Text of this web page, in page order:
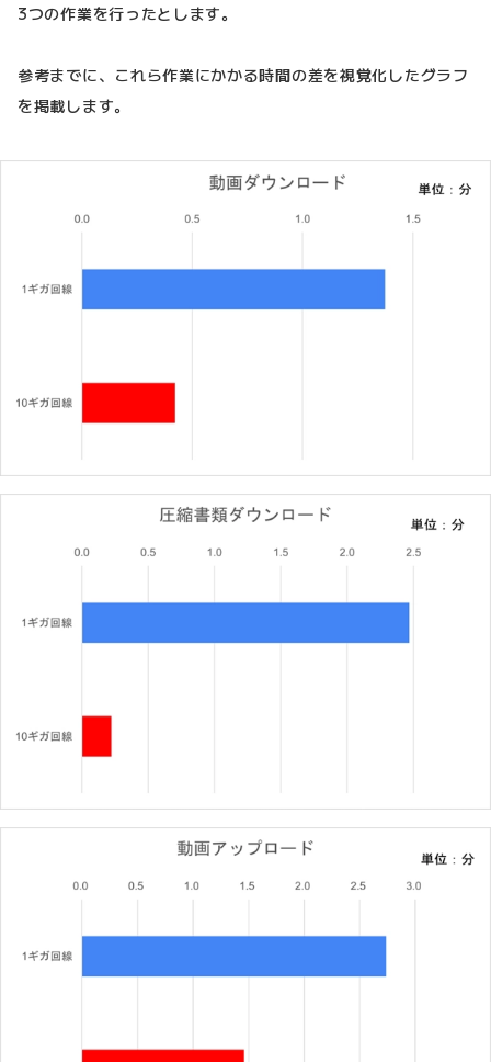
3つの作業を行ったとします。
参考までに、これら作業にかかる時間の差を視覚化したグラフ
を掲載します。